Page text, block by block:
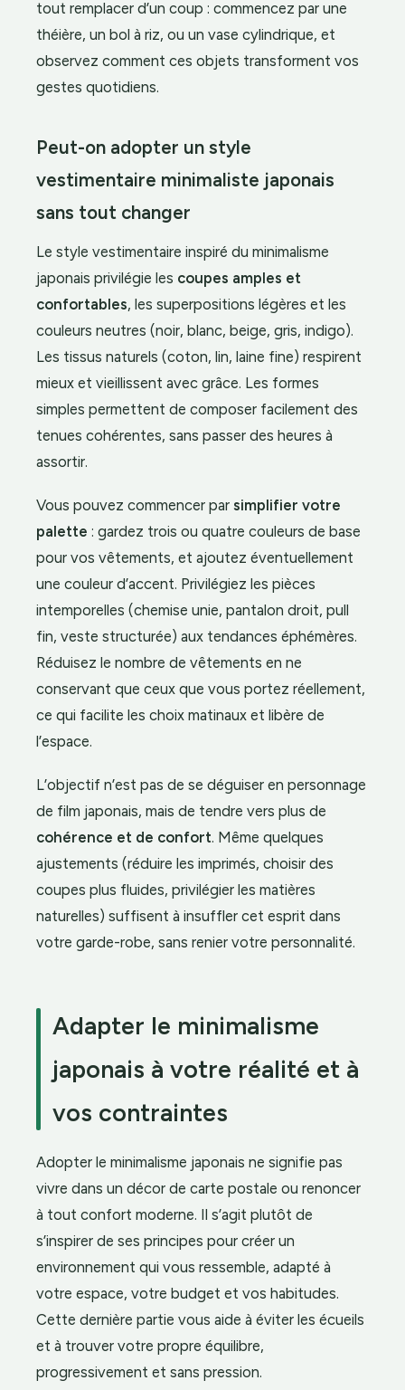
tout remplacer d’un coup : commencez par une
théière, un bol à riz, ou un vase cylindrique, et
observez comment ces objets transforment vos
gestes quotidiens.
Peut-on adopter un style
vestimentaire minimaliste japonais
sans tout changer
Le style vestimentaire inspiré du minimalisme
japonais privilégie les coupes amples et
confortables, les superpositions légères et les
couleurs neutres (noir, blanc, beige, gris, indigo).
Les tissus naturels (coton, lin, laine fine) respirent
mieux et vieillissent avec grâce. Les formes
simples permettent de composer facilement des
tenues cohérentes, sans passer des heures à
assortir.
Vous pouvez commencer par simplifier votre
palette : gardez trois ou quatre couleurs de base
pour vos vêtements, et ajoutez éventuellement
une couleur d’accent. Privilégiez les pièces
intemporelles (chemise unie, pantalon droit, pull
fin, veste structurée) aux tendances éphémères.
Réduisez le nombre de vêtements en ne
conservant que ceux que vous portez réellement,
ce qui facilite les choix matinaux et libère de
l’espace.
L’objectif n’est pas de se déguiser en personnage
de film japonais, mais de tendre vers plus de
cohérence et de confort. Même quelques
ajustements (réduire les imprimés, choisir des
coupes plus fluides, privilégier les matières
naturelles) suffisent à insuffler cet esprit dans
votre garde-robe, sans renier votre personnalité.
Adapter le minimalisme
japonais à votre réalité et à
vos contraintes
Adopter le minimalisme japonais ne signifie pas
vivre dans un décor de carte postale ou renoncer
à tout confort moderne. Il s’agit plutôt de
s’inspirer de ses principes pour créer un
environnement qui vous ressemble, adapté à
votre espace, votre budget et vos habitudes.
Cette dernière partie vous aide à éviter les écueils
et à trouver votre propre équilibre,
progressivement et sans pression.